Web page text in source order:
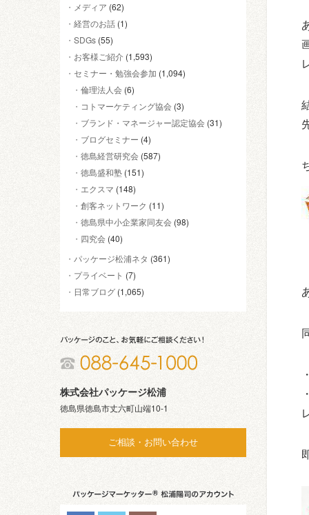
メディア (62)
経営のお話 (1)
SDGs (55)
お客様ご紹介 (1,593)
セミナー・勉強会参加 (1,094)
倫理法人会 (6)
コトマーケティング協会 (3)
ブランド・マネージャー認定協会 (31)
ブログセミナー (4)
徳島経営研究会 (587)
徳島盛和塾 (151)
エクスマ (148)
創客ネットワーク (11)
徳島県中小企業家同友会 (98)
四究会 (40)
パッケージ松浦ネタ (361)
プライベート (7)
日常ブログ (1,065)
株式会社パッケージ松浦
徳島県徳島市丈六町山端10-1
ご相談・お問い合わせ